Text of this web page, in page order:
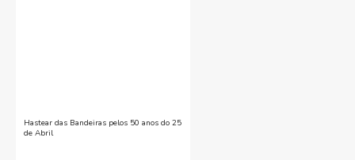
Hastear das Bandeiras pelos 50 anos do 25
de Abril